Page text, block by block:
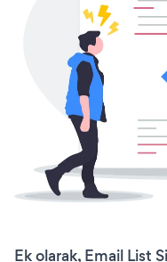
Ek olarak, Email List